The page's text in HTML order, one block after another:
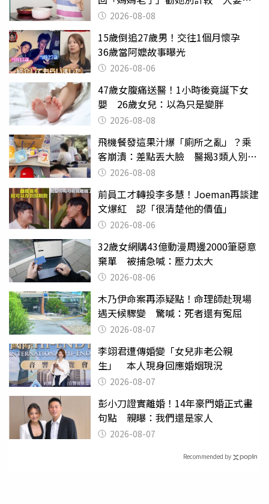
崩潰：我像台傭
2026-08-08
15歲倒追27歲男！交往1個月懷孕
36歲當阿嬤故事曝光
2026-08-06
47歲女腹痛送醫！1小時後竟誕下女
嬰 26歲女兒：以為只是變胖
2026-08-08
飛機餐發這果汁爆「廁所之亂」？乘
客崩潰：差點丟大臉 醫揭3類人別亂
喝 2026-08-08
前員工才轉投李多慧！Joeman再談建
文爆紅 認「很清楚他的價值」
2026-08-06
32歲女網購43億動漫周邊2000筆惡意
棄單 被捕急喊：壓力太大
2026-08-06
木乃伊命案再添疑點！命理師赴現場
遇天候驟變 驚喊：死者還有冤屈
2026-08-07
李翊君遭傳婚變「女兒非老公親
生」 本人現身回應婚姻現況
2026-08-07
彭小刀證實離婚！14年豪門婚正式畫
句點 親曝：我們還是家人
2026-08-07
Recommended by